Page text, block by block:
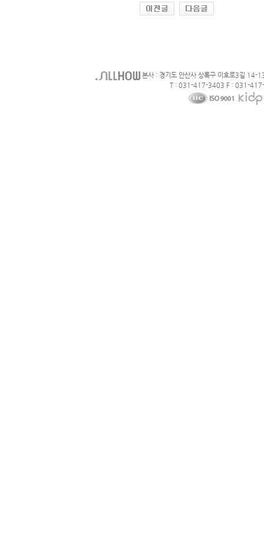
본사 : 경기도 안산사 상록구 이호로3길 14-
T : 031-417-3403 F : 031-